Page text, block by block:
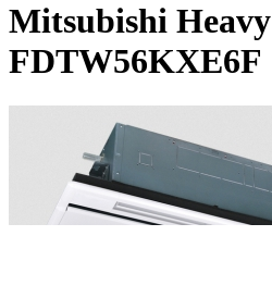
Mitsubishi Heavy
FDTW56KXE6F